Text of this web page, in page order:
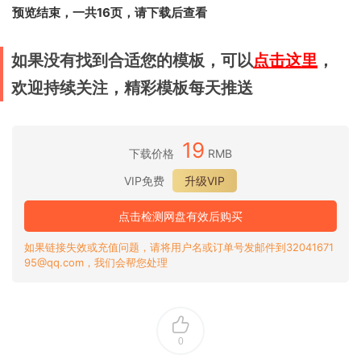
预览结束，一共16页，请下载后查看
如果没有找到合适您的模板，可以点击这里 ，
欢迎持续关注，精彩模板每天推送
下载价格 19 RMB
VIP免费
升级VIP
点击检测网盘有效后购买
如果链接失效或充值问题，请将用户名或订单号发邮件到32041671
95@qq.com，我们会帮您处理
0